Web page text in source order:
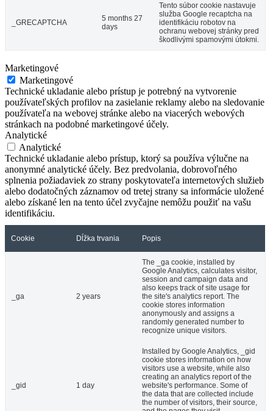
_GRECAPTCHA
5 months 27
days
Tento súbor cookie nastavuje
služba Google recaptcha na
identifikáciu robotov na
ochranu webovej stránky pred
škodlivými spamovými útokmi.
Marketingové
Marketingové
Technické ukladanie alebo prístup je potrebný na vytvorenie
používateľských profilov na zasielanie reklamy alebo na sledovanie
používateľa na webovej stránke alebo na viacerých webových
stránkach na podobné marketingové účely.
Analytické
Analytické
Technické ukladanie alebo prístup, ktorý sa používa výlučne na
anonymné analytické účely. Bez predvolania, dobrovoľného
splnenia požiadaviek zo strany poskytovateľa internetových služieb
alebo dodatočných záznamov od tretej strany sa informácie uložené
alebo získané len na tento účel zvyčajne nemôžu použiť na vašu
identifikáciu.
Cookie Dĺžka trvania Popis
_ga 2 years
The _ga cookie, installed by
Google Analytics, calculates visitor,
session and campaign data and
also keeps track of site usage for
the site's analytics report. The
cookie stores information
anonymously and assigns a
randomly generated number to
recognize unique visitors.
_gid 1 day
Installed by Google Analytics, _gid
cookie stores information on how
visitors use a website, while also
creating an analytics report of the
website's performance. Some of
the data that are collected include
the number of visitors, their source,